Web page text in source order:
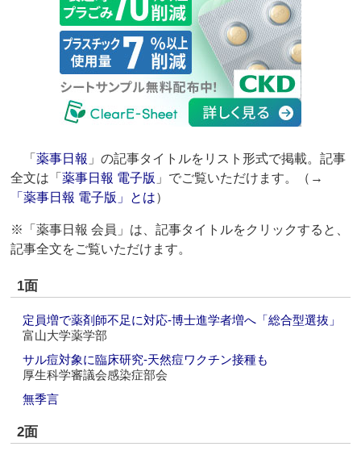
「薬事日報 」の記事タイトルをリスト形式で掲載。記事
全文は「薬事日報 電子版 」でご覧いただけます。（→
「薬事日報 電子版」とは）
※「薬事日報 会員」は、記事タイトルをクリックすると、
記事全文をご覧いただけます。
1面
定員増で薬剤師不足に対応‐博士進学者増へ「総合型選抜」
富山大学薬学部
サル痘対象に臨床研究‐天然痘ワクチン接種も
厚生科学審議会感染症部会
無季言
2面